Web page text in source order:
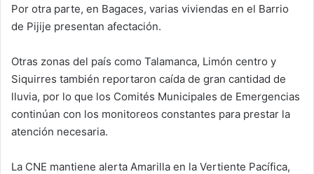
Por otra parte, en Bagaces, varias viviendas en el Barrio
de Pijije presentan afectación.
Otras zonas del país como Talamanca, Limón centro y
Siquirres también reportaron caída de gran cantidad de
lluvia, por lo que los Comités Municipales de Emergencias
continúan con los monitoreos constantes para prestar la
atención necesaria.
La CNE mantiene alerta Amarilla en la Vertiente Pacífica,